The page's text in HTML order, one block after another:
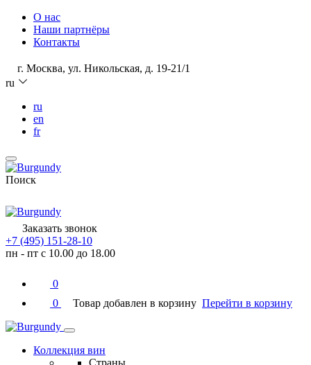
О нас
Наши партнёры
Контакты
г. Москва, ул. Никольская, д. 19-21/1
ru
ru
en
fr
Поиск
Заказать звонок
+7 (495) 151-28-10
пн - пт с 10.00 до 18.00
0
0
Товар добавлен в корзину Перейти в корзину
Коллекция вин
Страны